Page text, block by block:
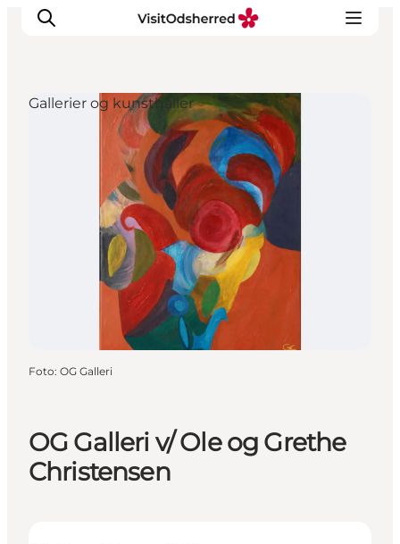
DET SKER
OVERNAT
PRAKTISK
NYHEDSBREV
OG Galleri v/ Ole og Grethe
Christensen
Gallerier og kunsthaller
Foto: OG Galleri